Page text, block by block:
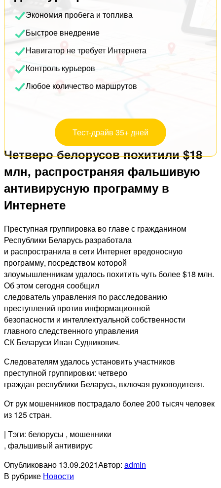
Экономия пробега и топлива
Быстрое внедрение
Навигатор не требует Интернета
Контроль курьеров
Любое количество маршрутов
Тест-драйв 35+ дней
Четверо белорусов похитили $18
млн, распространяя фальшивую
антивирусную программу в
Интернете
Преступная группировка во главе с гражданином
Республики Беларусь разработала
и распространила в сети Интернет вредоносную
программу, посредством которой
злоумышленникам удалось похитить чуть более $18 млн.
Об этом сегодня сообщил
следователь управления по расследованию
преступлений против информационной
безопасности и интеллектуальной собственности
главного следственного управления
СК Беларуси Иван Судникович.
Следователям удалось установить участников
преступной группировки: четверо
граждан республики Беларусь, включая руководителя.
От рук мошенников пострадало более 200 тысяч человек
из 125 стран.
| Тэги: белорусы , мошенники
, фальшивый антивирус
Опубликовано 13.09.2021Автор: admin
В рубрике Новости